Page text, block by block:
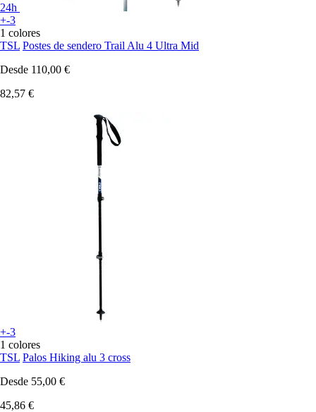
24h
+-3
1 colores
TSL Postes de sendero Trail Alu 4 Ultra Mid
Desde 110,00 €
82,57 €
+-3
1 colores
TSL Palos Hiking alu 3 cross
Desde 55,00 €
45,86 €